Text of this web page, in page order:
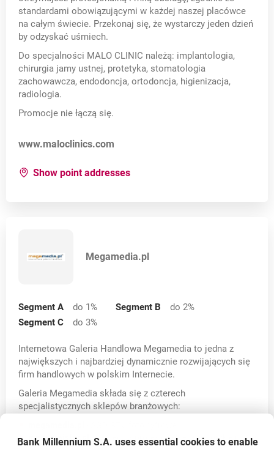
standardami obowiązującymi w każdej naszej placówce
na całym świecie. Przekonaj się, że wystarczy jeden dzień
by odzyskać uśmiech.
Do specjalności MALO CLINIC należą: implantologia,
chirurgia jamy ustnej, protetyka, stomatologia
zachowawcza, endodoncja, ortodoncja, higienizacja,
radiologia.
Promocje nie łączą się.
Opens in a new card
www.maloclinics.com
Show point addressesfor:
Megamedia.pl
Segment A do 1% Segment B do 2%
Segment C
do 3%
Internetowa Galeria Handlowa Megamedia to jedna z
największych i najbardziej dynamicznie rozwijających się
firm handlowych w polskim Internecie.
Galeria Megamedia składa się z czterech
specjalistycznych sklepów branżowych:
megamajster.pl
- narzędzia profesjonalne, amatorskie i
Bank Millennium S.A. uses essential cookies to enable